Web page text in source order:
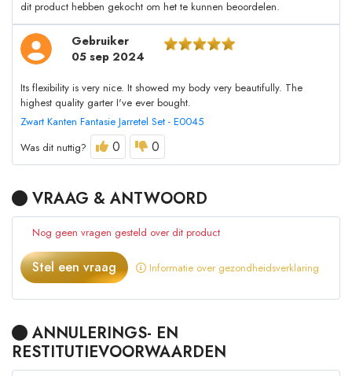
dit product hebben gekocht om het te kunnen beoordelen.
Gebruiker
05 sep 2024
Its flexibility is very nice. It showed my body very beautifully. The
highest quality garter I've ever bought.
Zwart Kanten Fantasie Jarretel Set - E0045
Was dit nuttig?
0 0
VRAAG & ANTWOORD
Nog geen vragen gesteld over dit product
Stel een vraag Informatie over gezondheidsverklaring
ANNULERINGS- EN
RESTITUTIEVOORWAARDEN